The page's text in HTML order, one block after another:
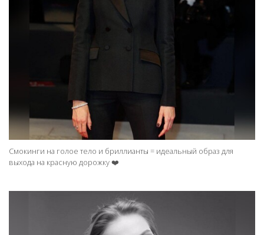
Смокинги на голое тело и бриллианты = идеальный образ для
выхода на красную дорожку ❤️